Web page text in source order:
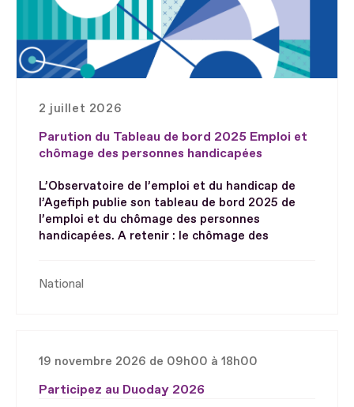
2 juillet 2026
Parution du Tableau de bord 2025 Emploi et
chômage des personnes handicapées
L’Observatoire de l’emploi et du handicap de
l’Agefiph publie son tableau de bord 2025 de
l’emploi et du chômage des personnes
handicapées. A retenir : le chômage des
National
19 novembre 2026 de 09h00 à 18h00
Participez au Duoday 2026